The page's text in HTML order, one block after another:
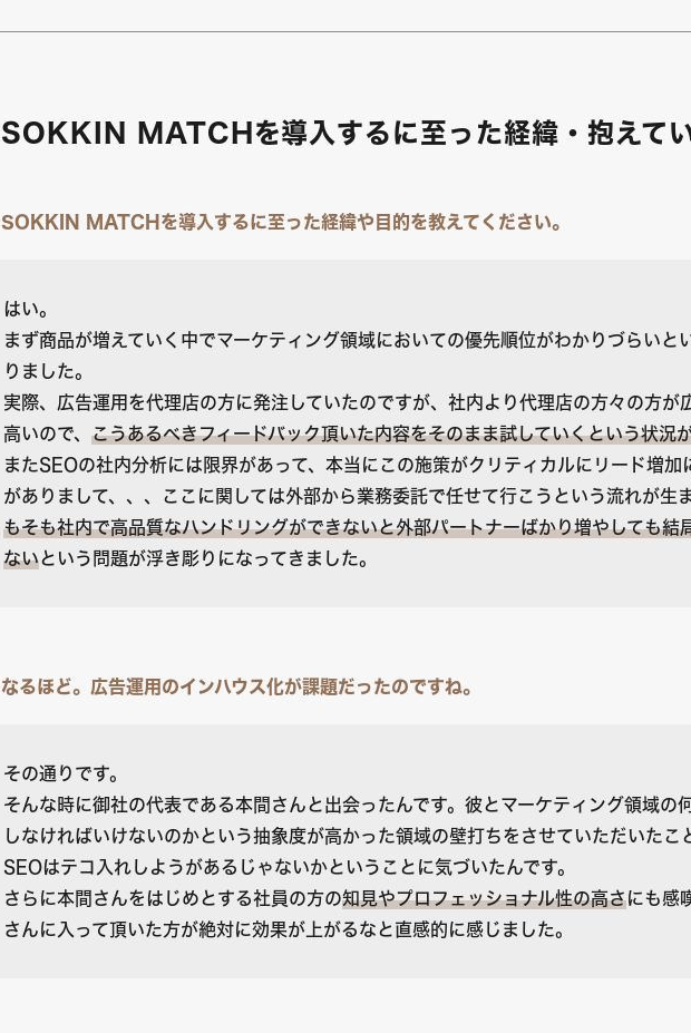
SOKKIN MATCHを導入するに至った経緯・抱えて
SOKKIN MATCHを導入するに至った経緯や目的を教えてください。
はい。
まず商品が増えていく中でマーケティング領域においての優先順位がわかりづらいと
りました。
実際、広告運用を代理店の方に発注していたのですが、社内より代理店の方々の方が
高いので、 こうあるべきフィードバック頂いた内容をそのまま試していくという状況
またSEOの社内分析には限界があって、本当にこの施策がクリティカルにリード増
がありまして、、、ここに関しては外部から業務委託で任せて行こうという流れが生
もそも社内で高品質なハンドリングができないと外部パートナーばかり増やしても結
ないという問題が浮き彫りになってきました。
なるほど。広告運用のインハウス化が課題だったのですね。
その通りです。
そんな時に御社の代表である本間さんと出会ったんです。彼とマーケティング領域の
しなければいけないのかという抽象度が高かった領域の壁打ちをさせていただいた
SEOはテコ入れしようがあるじゃないかということに気づいたんです。
さらに本間さんをはじめとする社員の方の知見やプロフェッショナル性の高さにも感
さんに入って頂いた方が絶対に効果が上がるなと直感的に感じました。